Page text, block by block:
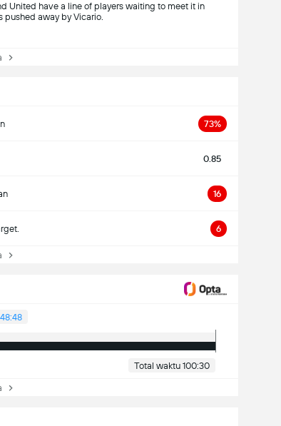
United have a line of players waiting to meet it in
pushed away by Vicario.
73%
0.85
16
6
Total waktu 100:30